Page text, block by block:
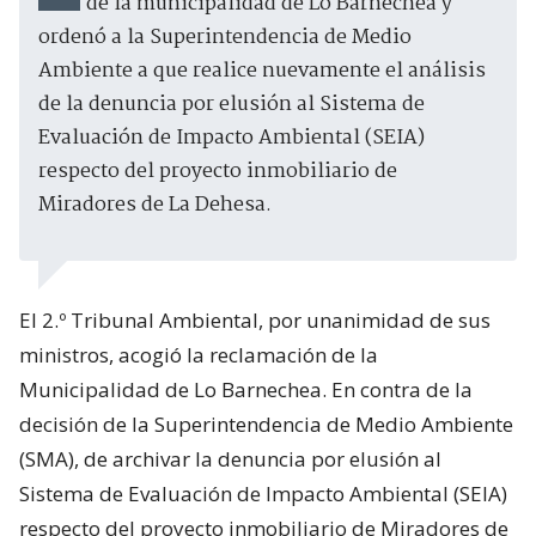
ordenó a la Superintendencia de Medio
Ambiente a que realice nuevamente el análisis
de la denuncia por elusión al Sistema de
Evaluación de Impacto Ambiental (SEIA)
respecto del proyecto inmobiliario de
Miradores de La Dehesa.
El 2.º Tribunal Ambiental, por unanimidad de sus
ministros, acogió la reclamación de la
Municipalidad de Lo Barnechea. En contra de la
decisión de la Superintendencia de Medio Ambiente
(SMA), de archivar la denuncia por elusión al
Sistema de Evaluación de Impacto Ambiental (SEIA)
respecto del proyecto inmobiliario de Miradores de